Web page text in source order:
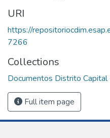
URI
https://
7266
Collections
Documentos Distrito Capital
Full item page